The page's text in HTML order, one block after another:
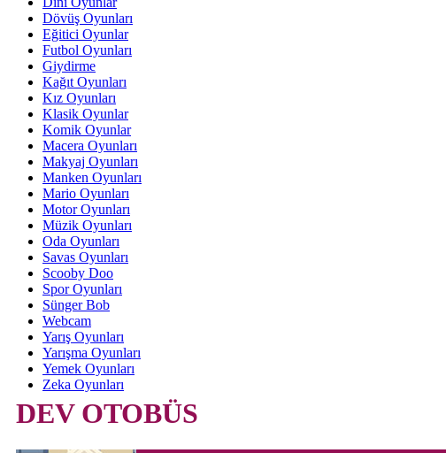
Dövüş Oyunları
Eğitici Oyunlar
Futbol Oyunları
Giydirme
Kağıt Oyunları
Kız Oyunları
Klasik Oyunlar
Komik Oyunlar
Macera Oyunları
Makyaj Oyunları
Manken Oyunları
Mario Oyunları
Motor Oyunları
Müzik Oyunları
Oda Oyunları
Savas Oyunları
Scooby Doo
Spor Oyunları
Sünger Bob
Webcam
Yarış Oyunları
Yarışma Oyunları
Yemek Oyunları
Zeka Oyunları
DEV OTOBÜS